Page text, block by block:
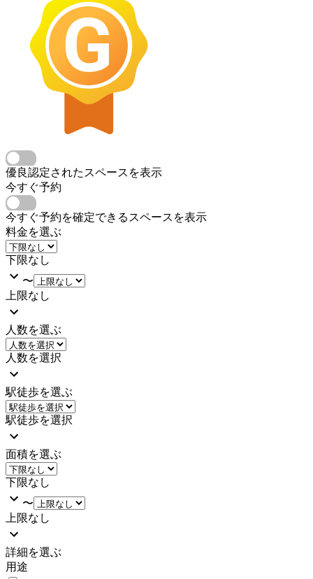
優良認定されたスペースを表示
今すぐ予約
今すぐ予約を確定できるスペースを表示
料金を選ぶ
下限なし
〜
上限なし
人数を選ぶ
人数を選択
駅徒歩を選ぶ
駅徒歩を選択
面積を選ぶ
下限なし
〜
上限なし
詳細を選ぶ
用途